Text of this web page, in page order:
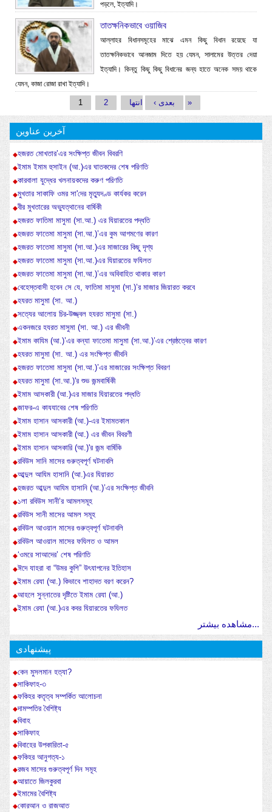
পড়লে, ইত্যাদি।
তাতক্ষনিকভাবে ওয়াজিব
আল্লাহর বিধানসমূহের মাঝে এমন কিছু বিধান রয়েছে যা
তাতক্ষনিকভাবে আনজাম দিতে হয় যেমন, সালামের উত্তর দেয়া
ইত্যাদি। কিন্তু কিছু কিছু বিধানের জন্য হাতে অনেক সময় থাকে
যেমন, কাজা রোজা রাখা ইত্যাদি।
1 2 بعدی › انتها »
آخرین عناوین
হজরত মোখতার’এর সংক্ষিপ্ত জীবন বিবরণি
ইমাম ইমাম হুসাইন (আ.)এর ঘাতকদের শেষ পরিণতি
কারবালা যুদ্ধের খলনায়কদের করুণ পরিণতি
মুখতার সাকাফি ওমর সা'দের মৃত্যুদণ্ড কার্যকর করেন
বীর মুখতারের অভ্যুত্থানের বার্ষিকী
হজরত ফাতিমা মাসুমা (সা.আ.) এর যিয়ারতের পদ্ধতি
হজরত ফাতেমা মাসুমা (সা.আ.)’এর কুম আগমণের কারণ
হজরত ফাতেমা মাসুমা (সা.আ.)এর মাজারের কিছু দৃশ্য
হজরত ফাতেমা মাসুমা (সা.আ.)এর যিয়ারতের ফযিলত
হজরত ফাতেমা মাসুমা (সা.আ.)’এর অবিবাহিত থাকার কারণ
বেহেস্তবাসী হবেন সে যে, ফাতিমা মাসুমা (সা.)’র মাজার জিয়ারত করবে
হযরত মাসুমা (সা. আ.)
সত্যের আলোয় চির-উজ্জ্বল হযরত মাসুমা (সা.)
একনজরে হযরত মাসুমা (সা. আ.) এর জীবনী
ইমাম কাযিম (আ.)’এর কন্যা ফাতেমা মাসুমা (সা.আ.)’এর শ্রেষ্ঠত্বের কারণ
হযরত মাসুমা (সা. আ.) এর সংক্ষিপ্ত জীবনি
হজরত ফাতেমা মাসুমা (সা.আ.)’এর মাজারের সংক্ষিপ্ত বিবরণ
হযরত মাসুমা (সা.আ.)'র শুভ জন্মবার্ষিকী
ইমাম আসকারী (আ.)এর মাজার যিয়ারতের পদ্ধতি
জাফর-এ কাযযাবের শেষ পরিণতি
ইমাম হাসান আসকারী (আ.)-এর ইমামতকাল
ইমাম হাসান আসকারী (আ.) এর জীবন বিবরণী
ইমাম হাসান আসকারি (আ.)'র জন্ম বার্ষিকি
রবিউস সানি মাসের গুরুত্বপূর্ণ ঘটনাবলি
আব্দুল আযিম হাসানি (আ.)এর যিয়ারত
হজরত আব্দুল আযিম হাসানি (আ.)’এর সংক্ষিপ্ত জীবনি
১লা রবিউস সানী’র আমলসমূহ
রবিউস সানী মাসের আমল সমূহ
রবিউল আওয়াল মাসের গুরুত্বপূর্ণ ঘটনাবলি
রবিউল আওয়াল মাসের ফযিলত ও আমল
‘ওমরে সাআদের’ শেষ পরিণতি
ঈদে যাহরা বা “উমর কুশি” উৎযাপনের ইতিহাস
ইমাম রেযা (আ.) কিভাবে শাহাদত বরণ করেন?
আহলে সুন্নাতের দৃষ্টিতে ইমাম রেযা (আ.)
ইমাম রেযা (আ.)এর কবর যিয়ারতের ফযিলত
مشاهده بیشتر...
پیشنهادی
কেন মুসলমান হত্যা?
সাকিফাহ-৩
ফকিহর কতৃত্ব সম্পর্কিত আলোচনা
দামম্পতির বৈশিষ্ট্য
বিবাহ
সাকিফাহ
বিবাহের উপকারিতা-৫
ফকিহর আনুগত্য-১
রজব মাসের গুরুত্বপূর্ণ দিন সমূহ
আয়াতে জিলকুরবা
ইমামের বৈশিষ্ট্য
কোরআন ও রাজআত